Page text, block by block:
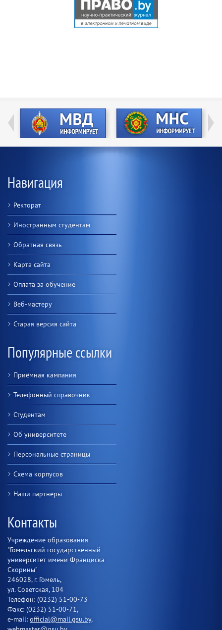
Навигация
Ректорат
Иностранным студентам
Обратная связь
Карта сайта
Оплата за обучение
Веб-мастеру
Старая версия сайта
Популярные ссылки
Приёмная кампания
Телефонный справочник
Студентам
Об университете
Персональные страницы
Схема корпусов
Наши партнёры
Контакты
Учреждение образования
"Гомельский государственный
университет имени Франциска
Скорины"
246028, г. Гомель,
ул. Советская, 104
Телефон: (0232) 51-00-73
Факс: (0232) 51-00-71,
e-mail: official@mail.gsu.by,